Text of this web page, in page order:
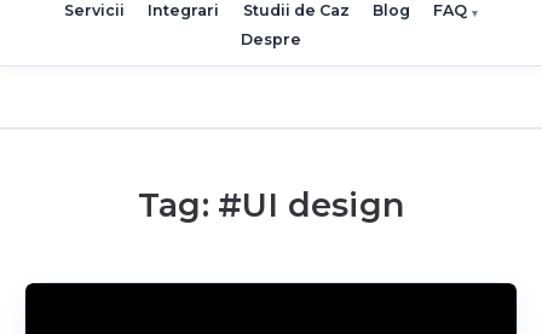
Servicii Integrari Studii de Caz Blog
FAQ
Despre
Tag: #UI design